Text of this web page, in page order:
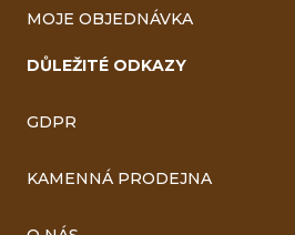
MOJE OBJEDNÁVKA
DŮLEŽITÉ ODKAZY
GDPR
KAMENNÁ PRODEJNA